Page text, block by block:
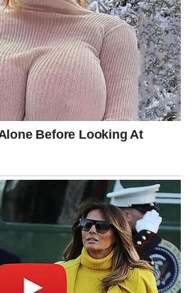
ostaju. Oni koji vas
udaljavaju.
–
se misli razbistravaju.
promena rutine i smeh imaju
i duša:
potreban vam je prostor